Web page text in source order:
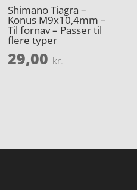
Shimano Tiagra –
Konus M9x10,4mm –
Til fornav – Passer til
flere typer
29,00 kr.